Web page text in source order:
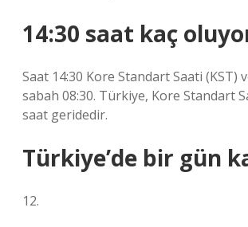
14:30 saat kaç
Saat 14:30 Kore Standart Saati (KST)
sabah 08:30. Türkiye, Kore Standart
saat geridedir.
Türkiye’de bir gün
12.